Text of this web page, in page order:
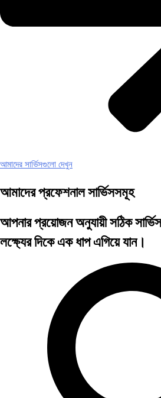
আমাদের সার্ভিসগুলো দেখুন
আমাদের প্রফেশনাল সার্ভিসসমূহ
আপনার প্রয়োজন অনুযায়ী সঠিক
লক্ষ্যের দিকে এক ধাপ এগিয়ে যান।